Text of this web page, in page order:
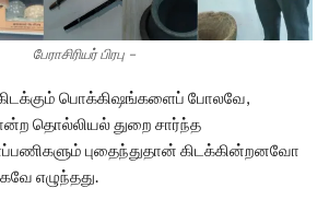
பேராசிரியர் பிரபு –
பொக்கிஷங்களைப் போலவே,
போன்ற தொல்லியல் துறை சார்ந்த
புதைந்துதான் கிடக்கின்றனவோ
எழுந்தது.